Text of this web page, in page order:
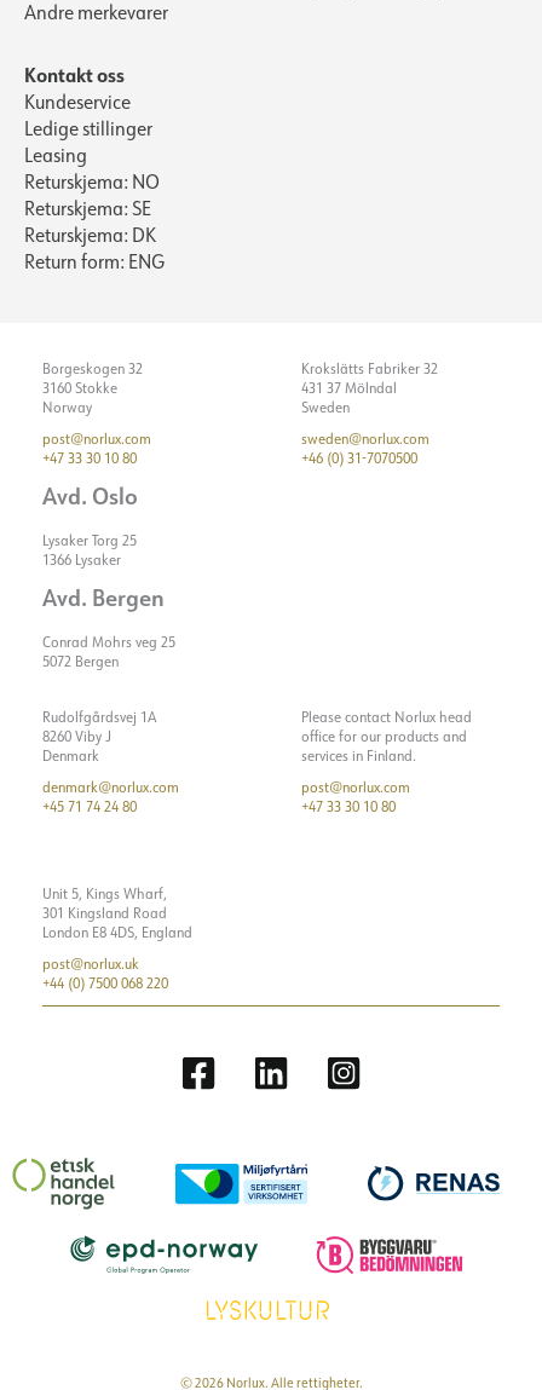
Andre merkevarer
Kontakt oss
Kundeservice
Ledige stillinger
Leasing
Returskjema: NO
Returskjema: SE
Returskjema: DK
Return form: ENG
Borgeskogen 32
3160 Stokke
Norway
post@norlux.com
+47 33 30 10 80
Avd. Oslo
Lysaker Torg 25
1366 Lysaker
Avd. Bergen
Conrad Mohrs veg 25
5072 Bergen
Krokslätts Fabriker 32
431 37 Mölndal
Sweden
sweden@norlux.com
+46 (0) 31-7070500
Rudolfgårdsvej 1A
8260 Viby J
Denmark
denmark@norlux.com
+45 71 74 24 80
Please contact Norlux head
office for our products and
services in Finland.
post@norlux.com
+47 33 30 10 80
Unit 5, Kings Wharf,
301 Kingsland Road
London E8 4DS, England
post@norlux.uk
+44 (0) 7500 068 220
© 2026 Norlux. Alle rettigheter.